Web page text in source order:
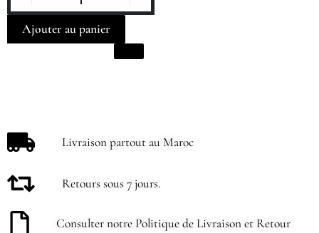
Livraison partout au Maroc
Retours sous 7 jours.
Consulter notre Politique de Livraison et Retour
Ajouter au panier